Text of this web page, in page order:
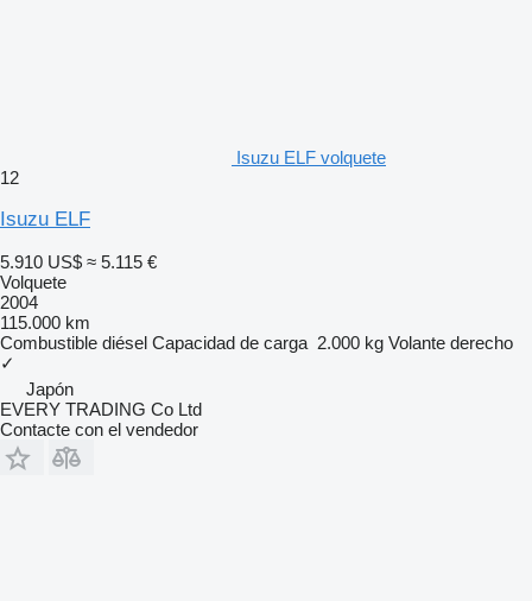
Isuzu ELF volquete
12
Isuzu ELF
5.910 US$ ≈ 5.115 €
Volquete
2004
115.000 km
Combustible diésel Capacidad de carga 2.000 kg Volante derecho
✓
Japón
EVERY TRADING Co Ltd
Contacte con el vendedor